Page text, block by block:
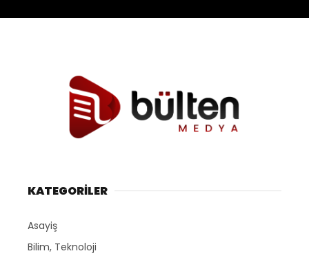
KATEGORİLER
Asayiş
Bilim, Teknoloji